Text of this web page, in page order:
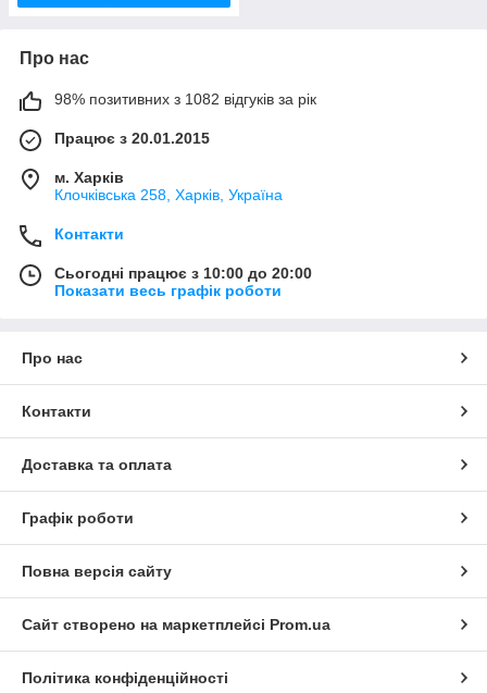
Про нас
98% позитивних з 1082 відгуків за рік
Працює з 20.01.2015
м. Харків
Клочкiвська 258, Харків, Україна
Контакти
Сьогодні працює з 10:00 до 20:00
Показати весь графік роботи
Про нас
Контакти
Доставка та оплата
Графік роботи
Повна версія сайту
Сайт створено на маркетплейсі Prom.ua
Політика конфіденційності